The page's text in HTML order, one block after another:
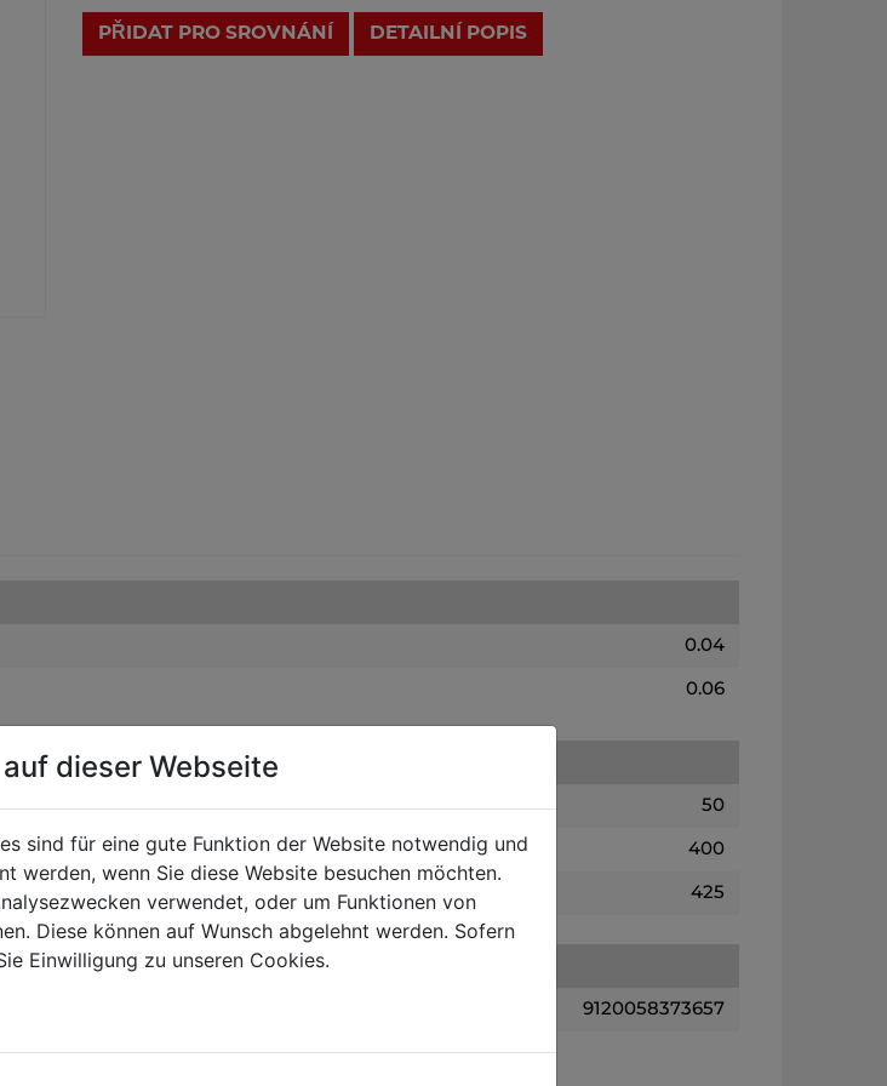
PŘIDAT PRO SROVNÁNÍ DETAILNÍ POPIS
0.04
0.06
50
400
425
9120058373657
dieser Webseite
sind für eine gute Funktion der Website notwendig und
werden, wenn Sie diese Website besuchen möchten.
verwendet, oder um Funktionen von
Diese können auf Wunsch abgelehnt werden. Sofern
Einwilligung zu unseren Cookies.